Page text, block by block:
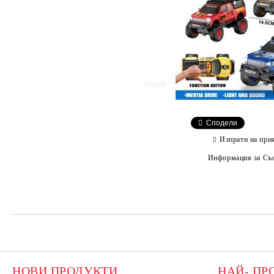
Сподели
Изпрати на
Информация за
НОВИ ПРОДУКТИ НАЙ-